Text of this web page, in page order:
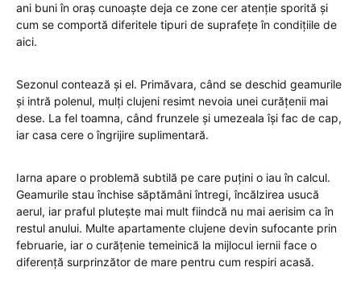
ani buni în oraș cunoaște deja ce zone cer atenție sporită și
cum se comportă diferitele tipuri de suprafețe în condițiile de
aici.
Sezonul contează și el. Primăvara, când se deschid geamurile
și intră polenul, mulți clujeni resimt nevoia unei curățenii mai
dese. La fel toamna, când frunzele și umezeala își fac de cap,
iar casa cere o îngrijire suplimentară.
Iarna apare o problemă subtilă pe care puțini o iau în calcul.
Geamurile stau închise săptămâni întregi, încălzirea usucă
aerul, iar praful plutește mai mult fiindcă nu mai aerisim ca în
restul anului. Multe apartamente clujene devin sufocante prin
februarie, iar o curățenie temeinică la mijlocul iernii face o
diferență surprinzător de mare pentru cum respiri acasă.